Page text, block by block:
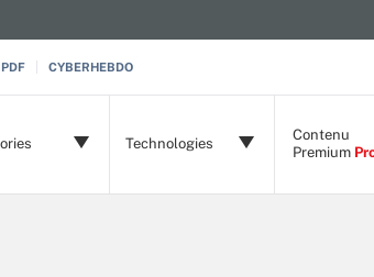
CYBERHEBDO
Technologies
Contenu
Premium